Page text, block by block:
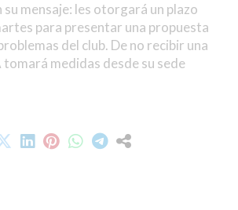
su mensaje: les otorgará un plazo
para presentar una propuesta
del club. De no recibir una
tomará medidas desde su sede